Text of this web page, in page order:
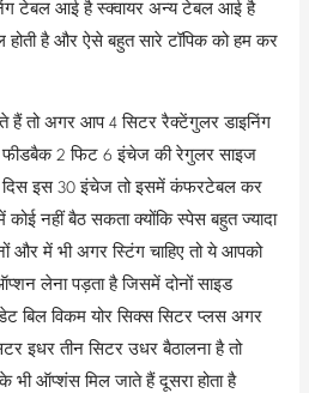
टेबल आई है स्क्वायर अन्य टेबल आई है
है और ऐसे बहुत सारे टॉपिक को हम कर
तो अगर आप 4 सिटर रैक्टेंगुलर डाइनिंग
2 फिट 6 इंचेज की रेगुलर साइज
इस 30 इंचेज तो इसमें कंफरटेबल कर
कोई नहीं बैठ सकता क्योंकि स्पेस बहुत ज्यादा
और में भी अगर स्टिंग चाहिए तो ये आपको
लेना पड़ता है जिसमें दोनों साइड
बिल विकम योर सिक्स सिटर प्लस अगर
इधर तीन सिटर उधर बैठालना है तो
ऑप्शंस मिल जाते हैं दूसरा होता है